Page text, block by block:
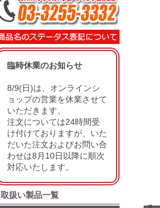
臨時休業のお知らせ
8/9(日)は、オンラインシ
ョップの営業を休業させて
いただきます。
注文については24時間受
け付けておりますが、いた
だいた注文およびお問い合
わせは8月10日以降に順次
対応いたします。
取扱い製品一覧